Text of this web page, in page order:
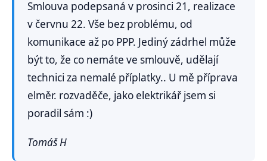
Smlouva podepsaná v prosinci 21, realizace
v červnu 22. Vše bez problému, od
komunikace až po PPP. Jediný zádrhel může
být to, že co nemáte ve smlouvě, udělají
technici za nemalé příplatky.. U mě příprava
elměr. rozvaděče, jako elektrikář jsem si
poradil sám :)
Tomáš H